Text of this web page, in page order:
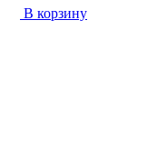
В корзину